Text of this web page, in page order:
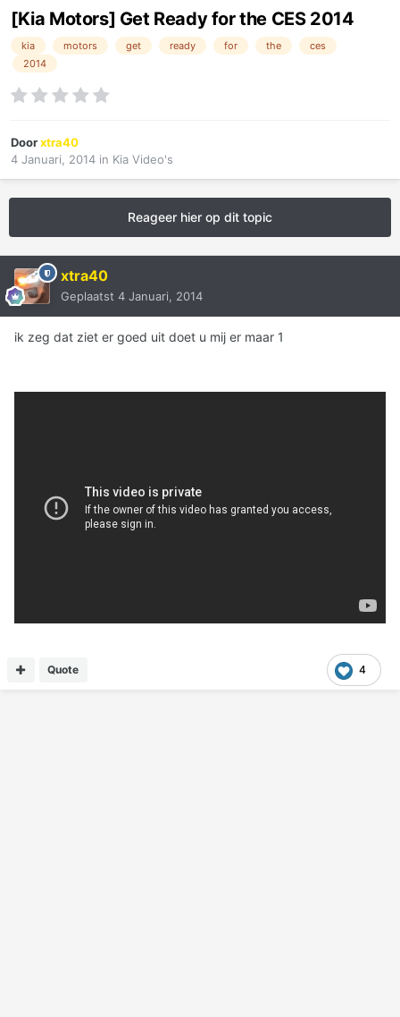
[Kia Motors] Get Ready for the CES 2014
kia motors get ready for the
ces
2014
Doorxtra40
4 Januari, 2014 in Kia Video's
Reageer hier op dit topic
xtra40
Geplaatst 4 Januari, 2014
ik zeg dat ziet er goed uit doet u mij er maar 1
4
Quote